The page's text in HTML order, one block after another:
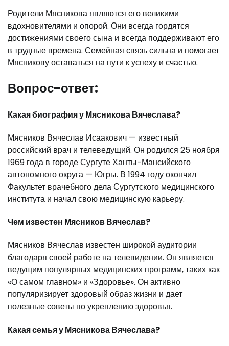
Родители Мясникова являются его великими
вдохновителями и опорой. Они всегда гордятся
достижениями своего сына и всегда поддерживают его
в трудные времена. Семейная связь сильна и помогает
Мясникову оставаться на пути к успеху и счастью.
Вопрос-ответ:
Какая биография у Мясникова Вячеслава?
Мясников Вячеслав Исаакович — известный
российский врач и телеведущий. Он родился 25 ноября
1969 года в городе Сургуте Ханты-Мансийского
автономного округа — Югры. В 1994 году окончил
Факультет врачебного дела Сургутского медицинского
института и начал свою медицинскую карьеру.
Чем известен Мясников Вячеслав?
Мясников Вячеслав известен широкой аудитории
благодаря своей работе на телевидении. Он является
ведущим популярных медицинских программ, таких как
«О самом главном» и «Здоровье». Он активно
популяризирует здоровый образ жизни и дает
полезные советы по укреплению здоровья.
Какая семья у Мясникова Вячеслава?